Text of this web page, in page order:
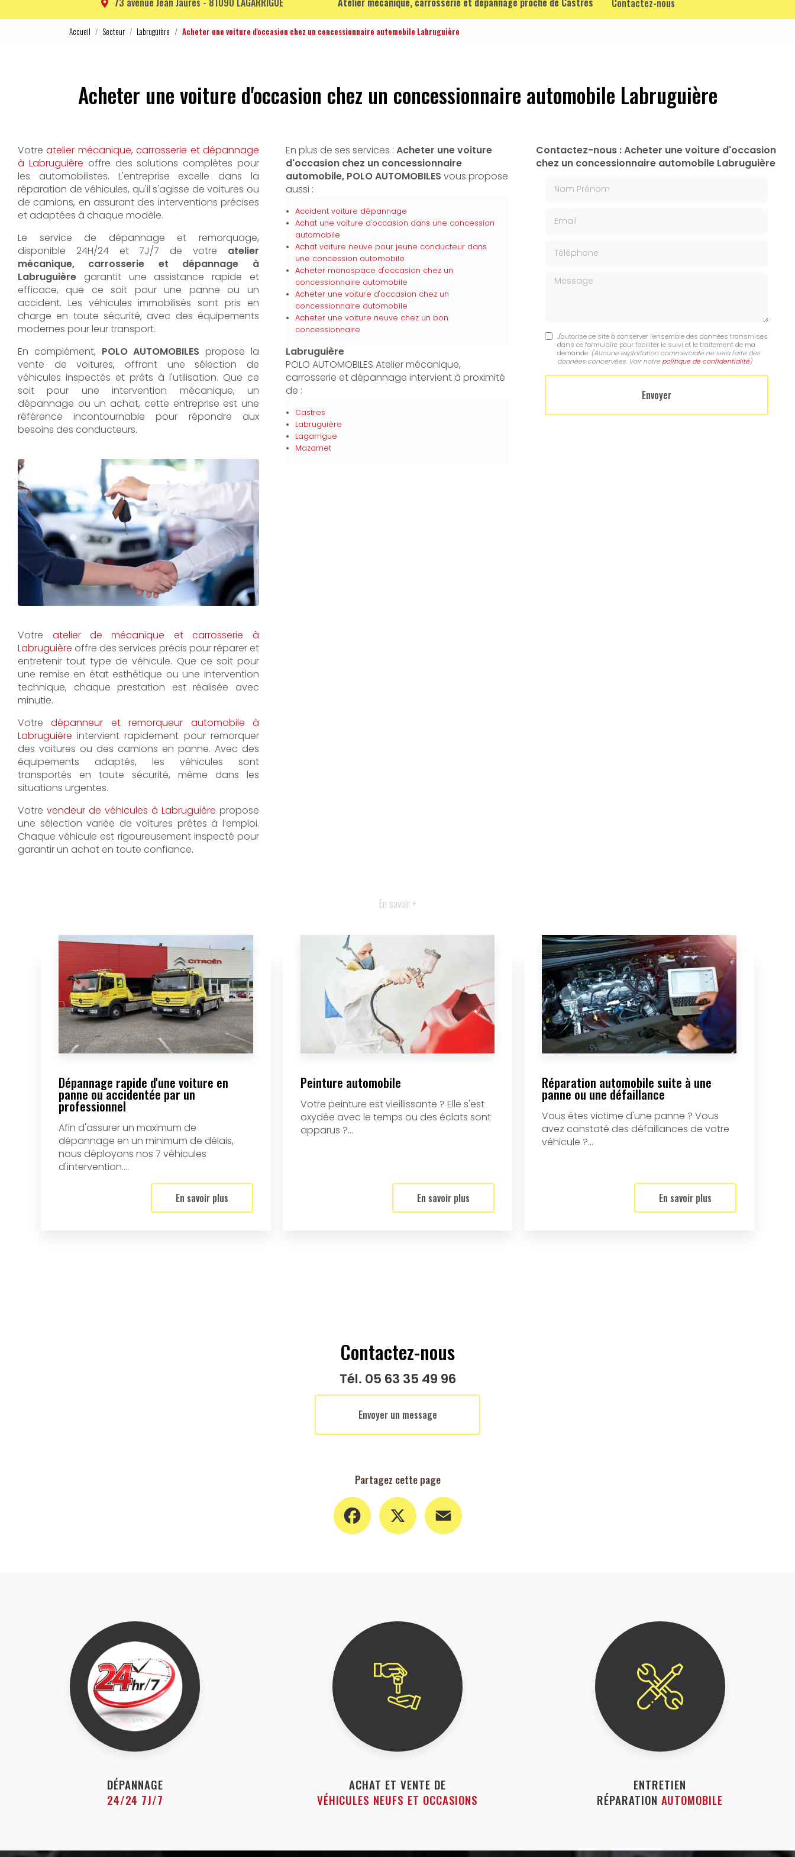
Contactez-nous
Accueil Secteur Labruguière Acheter une voiture d'occasion chez un concessionnaire automobile Labruguière
Acheter une voiture d'occasion chez un concessionnaire automobile Labruguière
Votreatelier mécanique, carrosserie et dépannage
à Labruguière offre des solutions complètes pour
les automobilistes. L'entreprise excelle dans la
réparation de véhicules, qu'il s'agisse de voitures ou
de camions, en assurant des interventions précises
et adaptées à chaque modèle.
Le service de dépannage et remorquage,
disponible 24H/24 et 7J/7 de votre atelier
mécanique, carrosserie et dépannage à
Labruguière garantit une assistance rapide et
efficace, que ce soit pour une panne ou un
accident. Les véhicules immobilisés sont pris en
charge en toute sécurité, avec des équipements
modernes pour leur transport.
En complément, POLO AUTOMOBILES propose la
vente de voitures, offrant une sélection de
véhicules inspectés et prêts à l'utilisation. Que ce
soit pour une intervention mécanique, un
dépannage ou un achat, cette entreprise est une
référence incontournable pour répondre aux
besoins des conducteurs.
Votre atelier de mécanique et carrosserie à
Labruguière offre des services précis pour réparer et
entretenir tout type de véhicule. Que ce soit pour
une remise en état esthétique ou une intervention
technique, chaque prestation est réalisée avec
minutie.
Votredépanneur et remorqueur automobile à
Labruguière intervient rapidement pour remorquer
des voitures ou des camions en panne. Avec des
équipements adaptés, les véhicules sont
transportés en toute sécurité, même dans les
situations urgentes.
Votre vendeur de véhicules à Labruguière propose
une sélection variée de voitures prêtes à l’emploi.
Chaque véhicule est rigoureusement inspecté pour
garantir un achat en toute confiance.
En plus de ses services : Acheter une voiture
d'occasion chez un concessionnaire
automobile, POLO AUTOMOBILES vous propose
aussi :
Accident voiture dépannage
Achat une voiture d'occasion dans une concession
automobile
Achat voiture neuve pour jeune conducteur dans
une concession automobile
Acheter monospace d'occasion chez un
concessionnaire automobile
Acheter une voiture d'occasion chez un
concessionnaire automobile
Acheter une voiture neuve chez un bon
concessionnaire
Labruguière
POLO AUTOMOBILES Atelier mécanique,
carrosserie et dépannage intervient à proximité
de :
Castres
Labruguière
Lagarrigue
Mazamet
Contactez-nous : Acheter une voiture d'occasion
chez un concessionnaire automobile Labruguière
Message
J'autorise ce site à conserver l'ensemble des données transmises
dans ce formulaire pour faciliter le suivi et le traitement de ma
demande. (Aucune exploitation commerciale ne sera faite des
données concervées. Voir notre politique de confidentialité)
En savoir +
Dépannage rapide d'une voiture en
panne ou accidentée par un
professionnel
Afin d'assurer un maximum de
dépannage en un minimum de délais,
nous déployons nos 7 véhicules
d'intervention....
En savoir plus
Peinture automobile
Votre peinture est vieillissante ? Elle s'est
oxydée avec le temps ou des éclats sont
apparus ?...
En savoir plus
Réparation automobile suite à une
panne ou une défaillance
Vous êtes victime d'une panne ? Vous
avez constaté des défaillances de votre
véhicule ?...
En savoir plus
Contactez-nous
Tél. 05 63 35 49 96
Envoyer un message
Partagez cette page
Facebook
DÉPANNAGE
24/24 7J/7
ACHAT ET VENTE DE
VÉHICULES NEUFS ET OCCASIONS
ENTRETIEN
RÉPARATION AUTOMOBILE